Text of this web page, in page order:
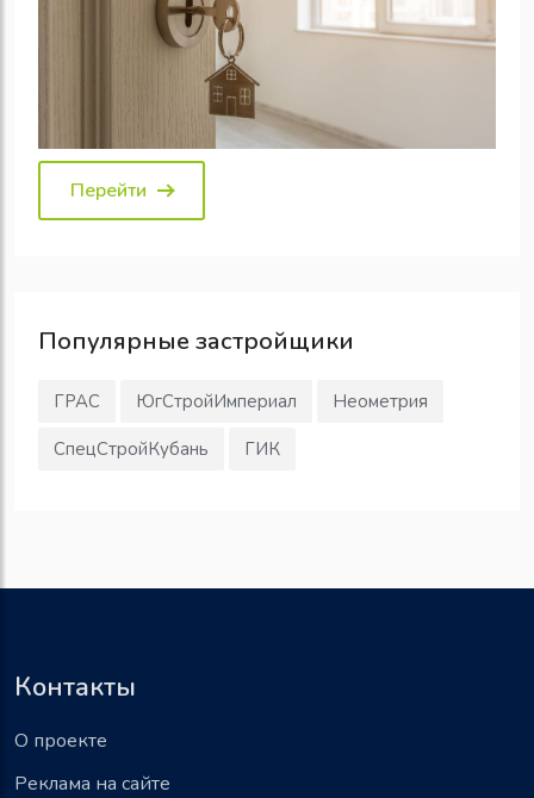
Перейти
Популярные застройщики
ГРАС ЮгСтройИмпериал
Неометрия
СпецСтройКубань
ГИК
Контакты
О проекте
Реклама на сайте